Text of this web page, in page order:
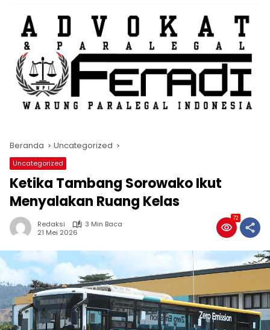
Beranda Uncategorized
Uncategorized
Ketika Tambang Sorowako Ikut
Menyalakan Ruang Kelas
Redaksi
3 Min Baca
21 Mei 2026
72